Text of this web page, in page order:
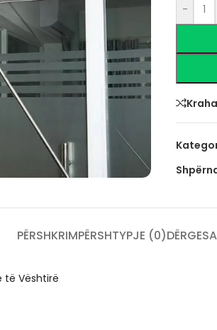
-
PËRSHKRIMPËRSHTYPJE (0)
të Vështirë